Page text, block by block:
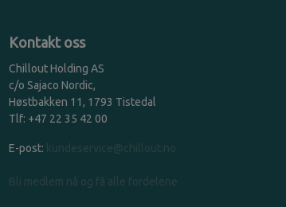
Kontakt oss
Chillout Holding AS
c/o Sajaco Nordic,
Høstbakken 11, 1793 Tistedal
Tlf: +47 22 35 42 00
E-post: kundeservice@chillout.no
Bli medlem nå og få alle fordelene